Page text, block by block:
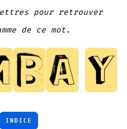
pour retrouver
de ce mot.
INDICE